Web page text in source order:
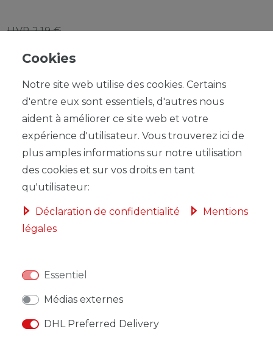
UVP 2,19 €
DANS LE PANIER
Cookies
Notre site web utilise des cookies. Certains
d'entre eux sont essentiels, d'autres nous
aident à améliorer ce site web et votre
expérience d'utilisateur. Vous trouverez ici de
plus amples informations sur notre utilisation
des cookies et sur vos droits en tant
qu'utilisateur:
Déclaration de confidentialité
Mentions
légales
Essentiel
Médias externes
DHL Preferred Delivery